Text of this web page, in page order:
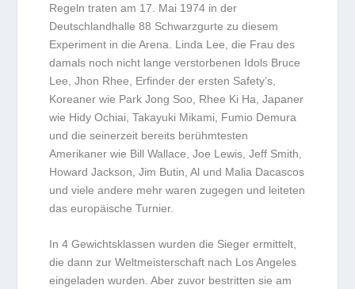
Regeln traten am 17. Mai 1974 in der
Deutschlandhalle 88 Schwarzgurte zu diesem
Experiment in die Arena. Linda Lee, die Frau des
damals noch nicht lange verstorbenen Idols Bruce
Lee, Jhon Rhee, Erfinder der ersten Safety’s,
Koreaner wie Park Jong Soo, Rhee Ki Ha, Japaner
wie Hidy Ochiai, Takayuki Mikami, Fumio Demura
und die seinerzeit bereits berühmtesten
Amerikaner wie Bill Wallace, Joe Lewis, Jeff Smith,
Howard Jackson, Jim Butin, Al und Malia Dacascos
und viele andere mehr waren zugegen und leiteten
das europäische Turnier.
In 4 Gewichtsklassen wurden die Sieger ermittelt,
die dann zur Weltmeisterschaft nach Los Angeles
eingeladen wurden. Aber zuvor bestritten sie am